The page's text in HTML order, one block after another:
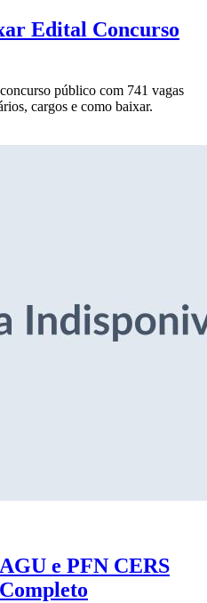
Edital Concurso
público com 741 vagas
cargos e como baixar.
e PFN CERS